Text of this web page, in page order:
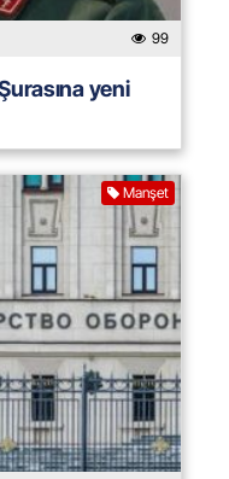
99
yeni
Manşet